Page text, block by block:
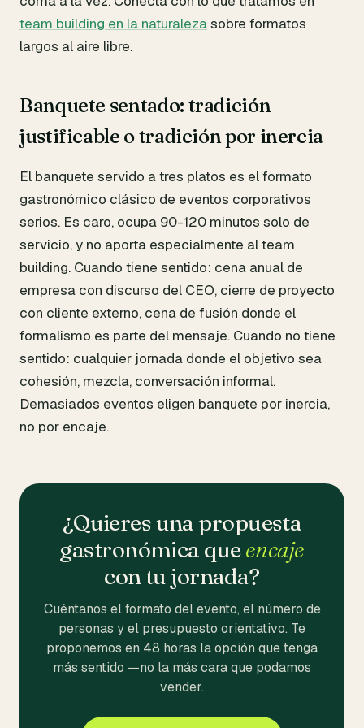
team building en la naturalezasobre formatos
largos al aire libre.
Banquete sentado: tradición
justificable o tradición por inercia
El banquete servido a tres platos es el formato
gastronómico clásico de eventos corporativos
serios. Es caro, ocupa 90-120 minutos solo de
servicio, y no aporta especialmente al team
building. Cuando tiene sentido: cena anual de
empresa con discurso del CEO, cierre de proyecto
con cliente externo, cena de fusión donde el
formalismo es parte del mensaje. Cuando no tiene
sentido: cualquier jornada donde el objetivo sea
cohesión, mezcla, conversación informal.
Demasiados eventos eligen banquete por inercia,
no por encaje.
¿Quieres una propuesta
gastronómica queencaje
con tu jornada?
Cuéntanos el formato del evento, el número de
personas y el presupuesto orientativo. Te
proponemos en 48 horas la opción que tenga
más sentido —no la más cara que podamos
vender.